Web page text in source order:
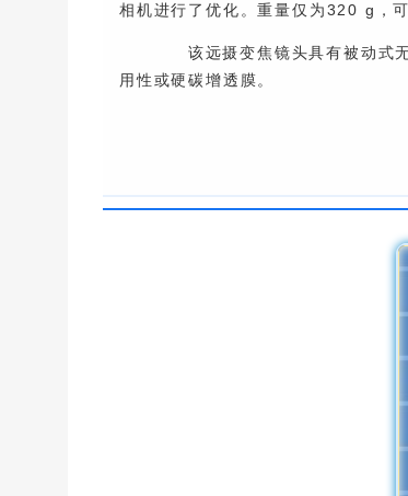
相机进行了优化。重量仅为320 g，
该远摄变焦镜头具有被动式无
用性或硬碳增透膜。